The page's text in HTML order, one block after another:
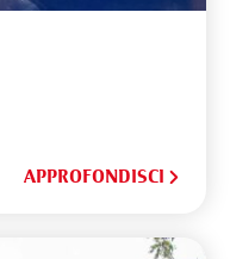
APPROFONDISCI